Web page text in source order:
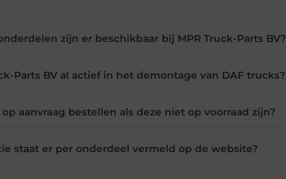
zijn er beschikbaar bij MPR Truck-Parts BV?
Parts BV al actief in het demontage van DAF trucks?
aanvraag bestellen als deze niet op voorraad zijn?
staat er per onderdeel vermeld op de website?